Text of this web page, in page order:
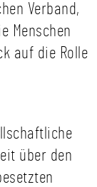
Verband,
Menschen
auf die Rolle
über den